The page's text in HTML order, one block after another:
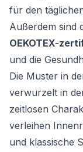
für den
Außerdem sind
OEKOTEX-
und die
Die Muster in
verwurzelt in
zeitlosen
verleihen
und klassische